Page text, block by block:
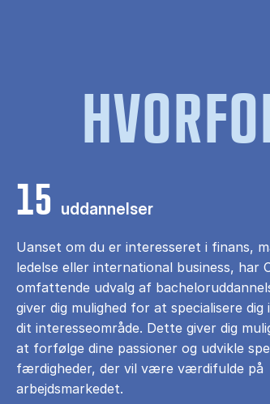
15 uddannelser
Uanset om du er interesseret i finans,
ledelse eller international business, har
omfattende udvalg af
giver dig mulighed for at specialisere dig
dit interesseområde. Dette giver dig
at forfølge dine passioner og udvikle
færdigheder, der vil være værdifulde på
arbejdsmarkedet.